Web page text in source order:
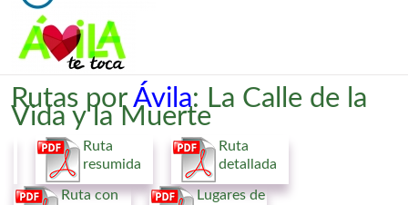
Rutas porÁvila: La Calle de la
Vida y la Muerte
Ruta
resumida
Ruta
detallada
Ruta con
Lugares de